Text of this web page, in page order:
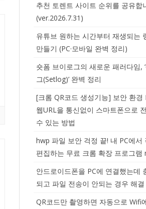
추천 토렌트 사이트 순위를 공유합
(ver.2026.7.31)
유튜브 원하는 시간부터 재생되는
만들기 (PC·모바일 완벽 정리)
숏폼 브이로그의 새로운 패러다임,
그(Setlog)’ 완벽 정리
[크롬 QR코드 생성기능] 보안 환경
웹URL을 통신없이 스마트폰으로
수 있는 방법
hwp 파일 보안 걱정 끝! 내 PC에서
편집하는 무료 크롬 확장 프로그램
안드로이드폰을 PC에 연결했는데
되고 파일 전송이 안되는 경우 해결
QR코드만 촬영하면 자동으로 Wifi